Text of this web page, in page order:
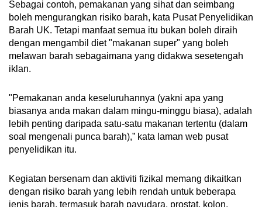
Sebagai contoh, pemakanan yang sihat dan seimbang
boleh mengurangkan risiko barah, kata Pusat Penyelidikan
Barah UK. Tetapi manfaat semua itu bukan boleh diraih
dengan mengambil diet "makanan super" yang boleh
melawan barah sebagaimana yang didakwa sesetengah
iklan.
"Pemakanan anda keseluruhannya (yakni apa yang
biasanya anda makan dalam mingu-minggu biasa), adalah
lebih penting daripada satu-satu makanan tertentu (dalam
soal mengenali punca barah),” kata laman web pusat
penyelidikan itu.
Kegiatan bersenam dan aktiviti fizikal memang dikaitkan
dengan risiko barah yang lebih rendah untuk beberapa
jenis barah, termasuk barah payudara, prostat, kolon,